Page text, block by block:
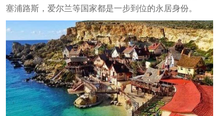
塞浦路斯，爱尔兰等国家都是一步到位的永居身份。